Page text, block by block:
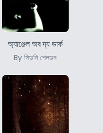
অ্যাঞ্জেল অব দ্য ডার্ক
By সিডনি শেলডন